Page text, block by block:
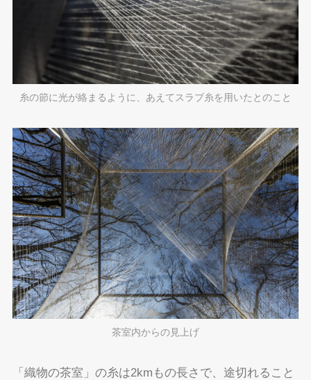
糸の節に光が絡まるように、あえてスラブ糸を用いたとのこと
茶室内からの見上げ
「織物の茶室」の糸は2kmもの長さで、途切れること